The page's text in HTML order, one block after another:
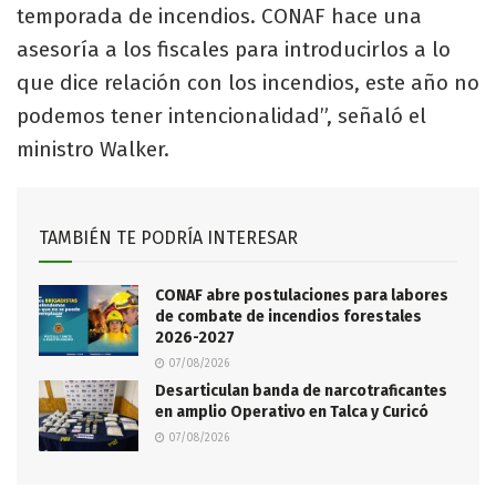
temporada de incendios. CONAF hace una
asesoría a los fiscales para introducirlos a lo
que dice relación con los incendios, este año no
podemos tener intencionalidad”, señaló el
ministro Walker.
TAMBIÉN TE PODRÍA INTERESAR
CONAF abre postulaciones para labores
de combate de incendios forestales
2026-2027
07/08/2026
Desarticulan banda de narcotraficantes
en amplio Operativo en Talca y Curicó
07/08/2026